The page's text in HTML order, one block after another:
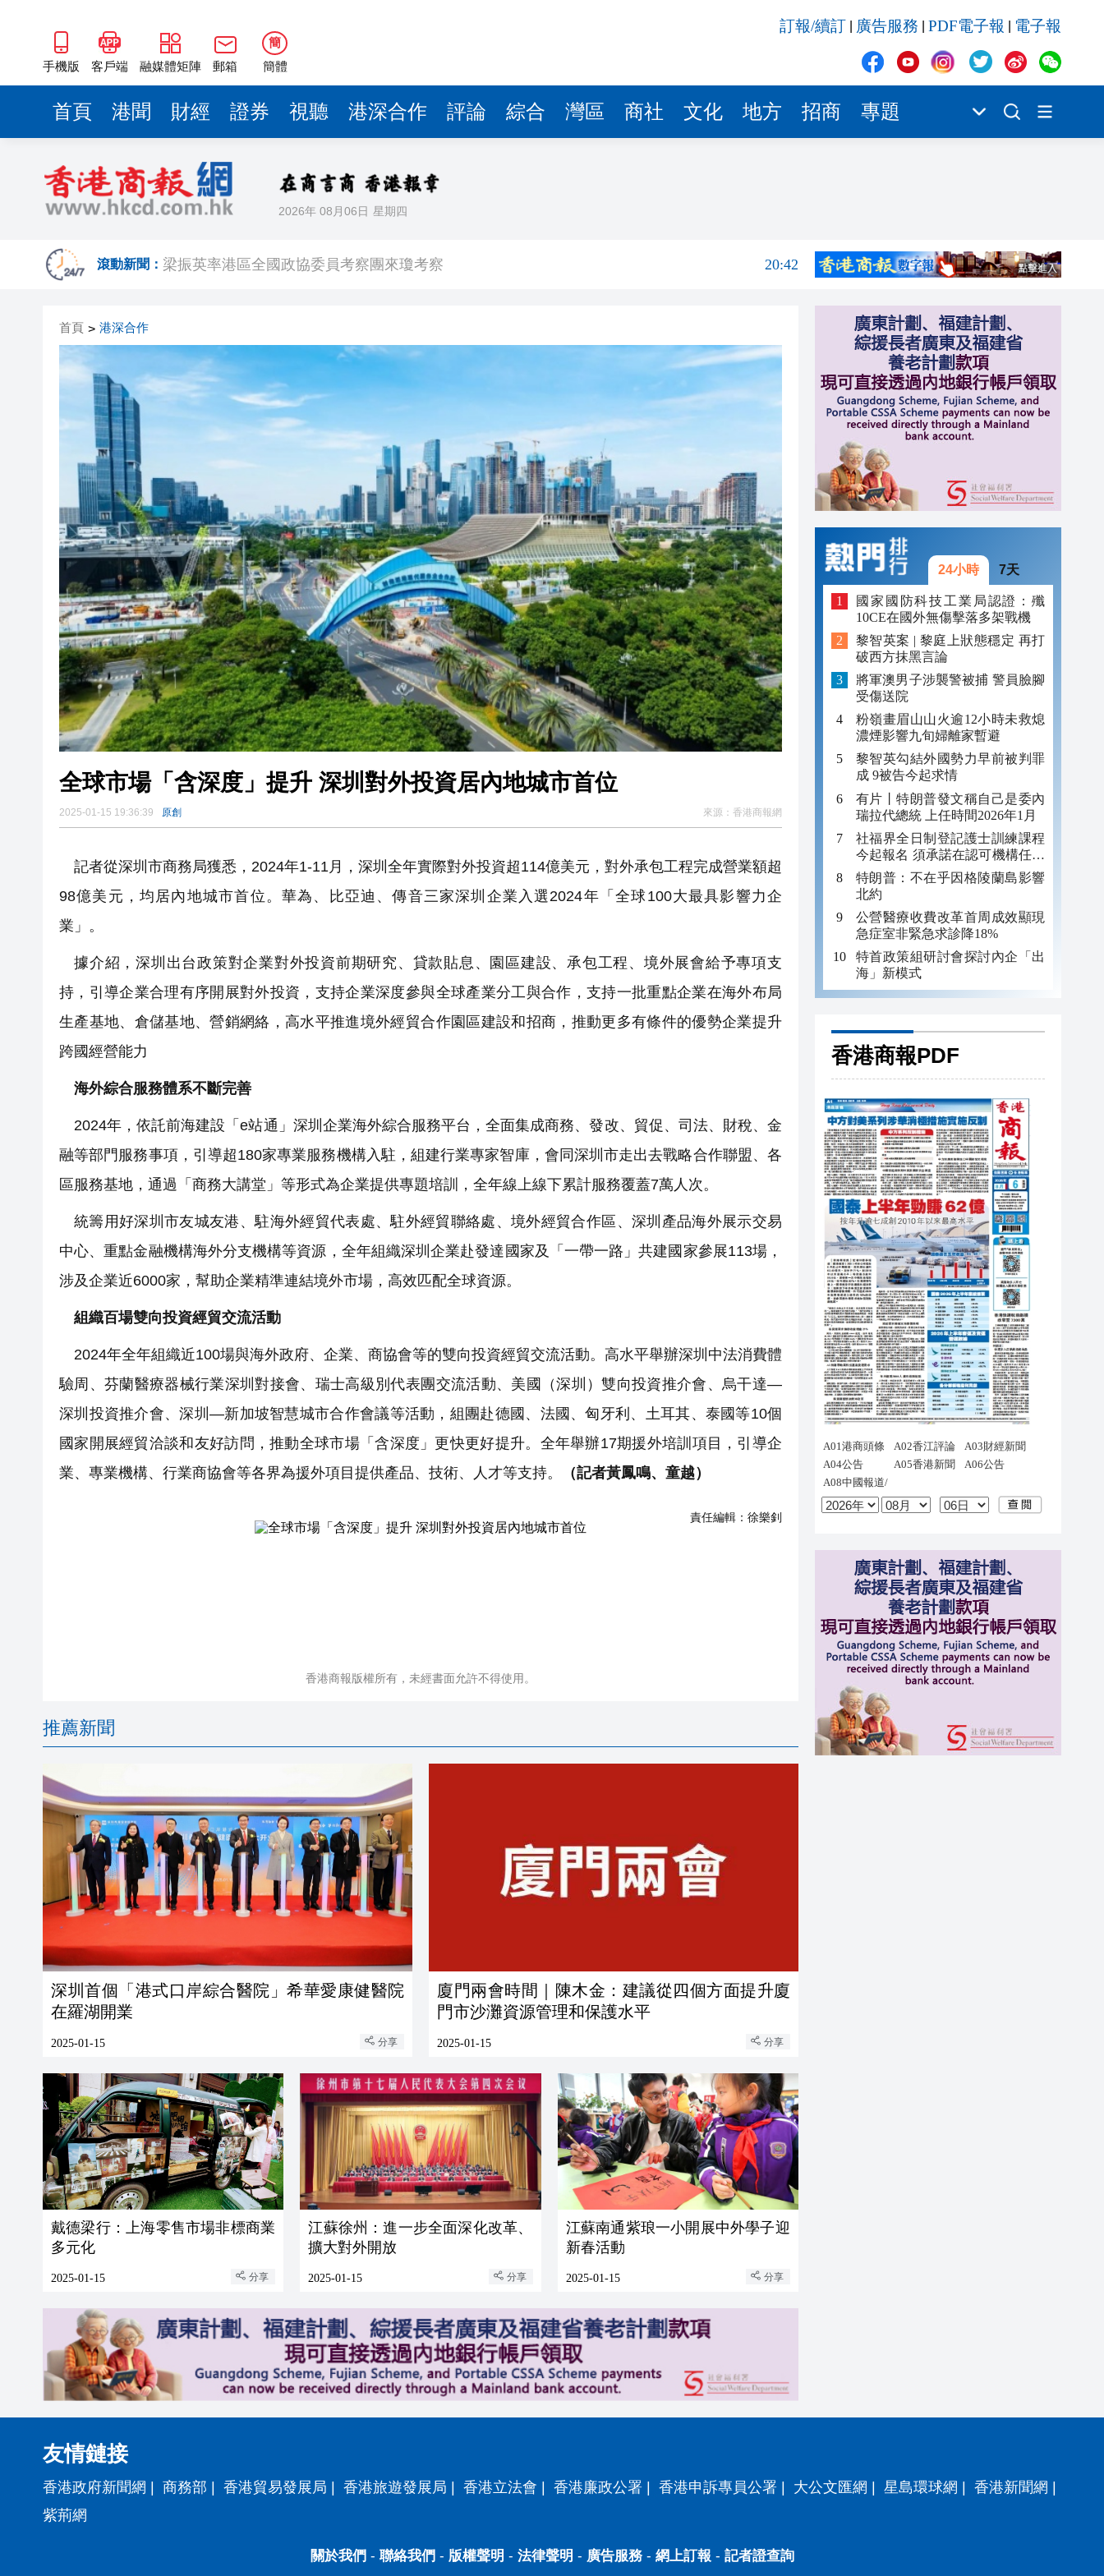
手機版 客戶端 融媒體矩陣 郵箱
簡
簡體
訂報/續訂 廣告服務 PDF電子報 電子報
首頁 港聞 財經 證券 視聽 港深合作 評論 綜合 灣區 商社 文化 地方 招商 專題
2026年 08月06日 星期四
滾動新聞：
山東26戶省屬國企去年合計營收2.58萬億 利潤總額近936億
20:40
瀋陽鐵西校園閱讀活動解鎖閱讀新玩法
閩粵贛三地漢樂藝術家齊聚深圳，共奏客家文化傳承新篇章
20:34
50餘位頂尖專家共話時代命題
海南澄邁文儒煥新升級 五組數據見證文儒沉香從傳統邁向現代
2025年海南儋州以舊換新帶動消費約18億元
20:41
閩粵贛三地漢樂藝術家齊聚深圳，共奏客家文化傳承新篇章
20:34
有片丨外交部回應特朗普委內瑞拉石油言論 拉美國家有權自主選擇合作夥伴
20:31
50餘位頂尖專家共話時代命題
海南澄邁文儒煥新升級 五組數據見證文儒沉香從傳統邁向現代
梁振英率港區全國政協委員考察團來瓊考察
2025年海南儋州以舊換新帶動消費約18億元
20:41
山東26戶省屬國企去年合計營收2.58萬億 利潤總額近936億
20:40
瀋陽鐵西校園閱讀活動解鎖閱讀新玩法
20:39
閩粵贛三地漢樂藝術家齊聚深圳，共奏客家文化傳承新篇章
20:34
有片丨外交部回應特朗普委內瑞拉石油言論 拉美國家有權自主選擇合作夥伴
20:31
首頁 > 港深合作
全球市場「含深度」提升 深圳對外投資居內地城市首位
2025-01-15 19:36:39 原創 來源： 香港商報網
記者從深圳市商務局獲悉，2024年1-11月，深圳全年實際對外投資超114億美元，對外承包工程完成營業額超
98億美元，均居內地城市首位。華為、比亞迪、傳音三家深圳企業入選2024年「全球100大最具影響力企
業」。
據介紹，深圳出台政策對企業對外投資前期研究、貸款貼息、園區建設、承包工程、境外展會給予專項支
持，引導企業合理有序開展對外投資，支持企業深度參與全球產業分工與合作，支持一批重點企業在海外布局
生產基地、倉儲基地、營銷網絡，高水平推進境外經貿合作園區建設和招商，推動更多有條件的優勢企業提升
跨國經營能力
海外綜合服務體系不斷完善
2024年，依託前海建設「e站通」深圳企業海外綜合服務平台，全面集成商務、發改、貿促、司法、財稅、金
融等部門服務事項，引導超180家專業服務機構入駐，組建行業專家智庫，會同深圳市走出去戰略合作聯盟、各
區服務基地，通過「商務大講堂」等形式為企業提供專題培訓，全年線上線下累計服務覆蓋7萬人次。
統籌用好深圳市友城友港、駐海外經貿代表處、駐外經貿聯絡處、境外經貿合作區、深圳產品海外展示交易
中心、重點金融機構海外分支機構等資源，全年組織深圳企業赴發達國家及「一帶一路」共建國家參展113場，
涉及企業近6000家，幫助企業精準連結境外市場，高效匹配全球資源。
組織百場雙向投資經貿交流活動
2024年全年組織近100場與海外政府、企業、商協會等的雙向投資經貿交流活動。高水平舉辦深圳中法消費體
驗周、芬蘭醫療器械行業深圳對接會、瑞士高級別代表團交流活動、美國（深圳）雙向投資推介會、烏干達—
深圳投資推介會、深圳—新加坡智慧城市合作會議等活動，組團赴德國、法國、匈牙利、土耳其、泰國等10個
國家開展經貿洽談和友好訪問，推動全球市場「含深度」更快更好提升。全年舉辦17期援外培訓項目，引導企
業、專業機構、行業商協會等各界為援外項目提供產品、技術、人才等支持。
（記者黃鳳鳴、童越）
責任編輯： 徐樂釗
香港商報版權所有，未經書面允許不得使用。
推薦新聞
深圳首個「港式口岸綜合醫院」希華愛康健醫院
在羅湖開業
2025-01-15 分享
廈門兩會時間｜陳木金：建議從四個方面提升廈
門市沙灘資源管理和保護水平
2025-01-15 分享
戴德梁行：上海零售市場非標商業
多元化
2025-01-15 分享
江蘇徐州：進一步全面深化改革、
擴大對外開放
2025-01-15 分享
江蘇南通紫琅一小開展中外學子迎
新春活動
2025-01-15 分享
24小時 7天
國家國防科技工業局認證：殲
10CE在國外無傷擊落多架戰機
黎智英案 | 黎庭上狀態穩定 再打
破西方抹黑言論
將軍澳男子涉襲警被捕 警員臉腳
受傷送院
粉嶺畫眉山山火逾12小時未救熄
濃煙影響九旬婦離家暫避
黎智英勾結外國勢力早前被判罪
成 9被告今起求情
有片丨特朗普發文稱自己是委內
瑞拉代總統 上任時間2026年1月
社福界全日制登記護士訓練課程
今起報名 須承諾在認可機構任職
至少三年
特朗普：不在乎因格陵蘭島影響
北約
公營醫療收費改革首周成效顯現
急症室非緊急求診降18%
特首政策組研討會探討內企「出
海」新模式
香港商報PDF
友情鏈接
香港政府新聞網 商務部 香港貿易發展局 香港旅遊發展局 香港立法會 香港廉政公署 香港申訴專員公署 大公文匯網 星島環球網 香港新聞網
紫荊網
關於我們 - 聯絡我們 - 版權聲明 - 法律聲明 - 廣告服務- 網上訂報 - 記者證查詢